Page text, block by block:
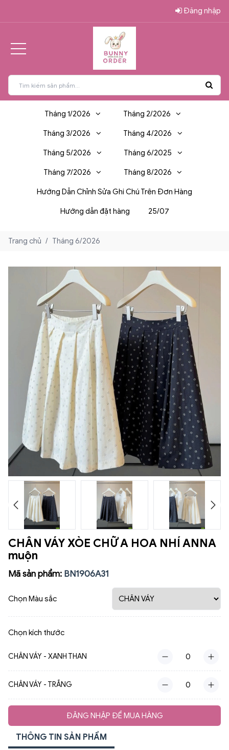
Đăng nhập
Tháng 1/2026 Tháng 2/2026
Tháng 3/2026 Tháng 4/2026
Tháng 5/2026 Tháng 6/2025
Tháng 7/2026 Tháng 8/2026
Hướng Dẫn Chỉnh Sửa Ghi Chú Trên Đơn Hàng
Hướng dẫn đặt hàng 25/07
Trang chủ / Tháng 6/2026
CHÂN VÁY XÒE CHỮ A HOA NHÍ ANNA
muộn
Mã sản phẩm: BN1906A31
Chọn Màu sắc
Chọn kích thước
CHÂN VÁY - XANH THAN
CHÂN VÁY - TRẮNG
ĐĂNG NHẬP ĐỂ MUA HÀNG
THÔNG TIN SẢN PHẨM